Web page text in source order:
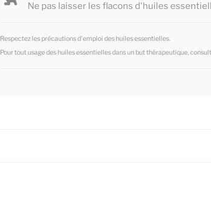
Ne pas laisser les flacons d'huiles
Respectez les précautions d'emploi des huiles essentielles.
Pour tout usage des huiles essentielles dans un but thérapeutique,